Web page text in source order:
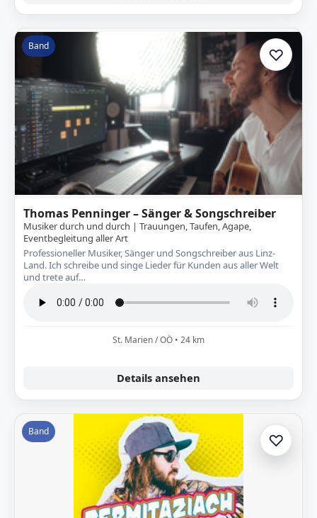
Band ♡Zur
Thomas Penninger – Sänger & Songschreiber
Musiker durch und durch | Trauungen, Taufen, Agape,
Eventbegleitung aller Art
Professioneller Musiker, Sänger und Songschreiber aus Linz-
Land. Ich schreibe und singe Lieder für Kunden aus aller Welt
und trete auf…
St. Marien / OÖ • 24 km
Details ansehen
Band ♡Zur